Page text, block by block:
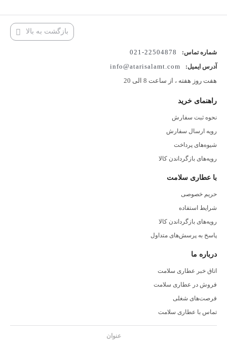
ضد التهاب و تسکین‌دهنده:
کاهش التهابات مختلف در بدن مؤثر باشد و به تسکین دردها کمک کند.
تقویت سیستم ایمنی:
را تقویت کرده و بدن را در مقابل عفونت‌ها مقاوم سازد.
تسکین مشکلات گوارشی:
مشکلات گوارشی معروف است و ممکن است در درمان سوزش معده و
مشکلات گوارشی دیگر مفید باشد.
ضد اکسیدان:
آسیب به سلول‌ها ناشی از استرس اکسیداتیو کمک کند.
تنظیم سطح گلوکز خون:
مصرف هر گونه محصول گیاهی یا عرق، بهتر است با پزشک یا متخصص
بازگشت به بالا
شماره تماس: 22504878-021
آدرس ایمیل:
info@atarisalamt.com
هفت روز هفته ، از ساعت 8 الی 20
راهنمای خرید
نحوه ثبت سفارش
رویه ارسال سفارش
شیوه‌های پرداخت
رویه‌های بازگرداندن کالا
با عطاری سلامت
حریم خصوصی
شرایط استفاده
رویه‌های بازگرداندن کالا
پاسخ به پرسش‌های متداول
درباره ما
اتاق خبر عطاری سلامت
فروش در عطاری سلامت
فرصت‌های شغلی
تماس با عطاری سلامت
عنوان